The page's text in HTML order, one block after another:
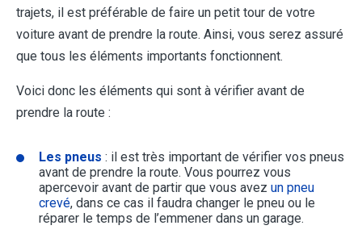
trajets, il est préférable de faire un petit tour de votre
voiture avant de prendre la route. Ainsi, vous serez assuré
que tous les éléments importants fonctionnent.
Voici donc les éléments qui sont à vérifier avant de
prendre la route :
Les pneus : il est très important de vérifier vos pneus
avant de prendre la route. Vous pourrez vous
apercevoir avant de partir que vous avez un pneu
crevé, dans ce cas il faudra changer le pneu ou le
réparer le temps de l’emmener dans un garage.